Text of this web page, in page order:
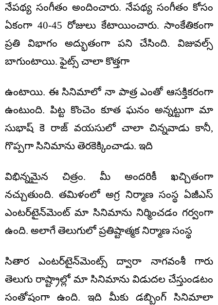
నేపథ్య సంగీతం అందించారు. నేపథ్య సంగీతం కోసం
ఏకంగా 40-45 రోజులు కేటాయించారు. సాంకేతికంగా
ప్రతి విభాగం అద్భుతంగా పని చేసింది. విజువల్స్
బాగుంటాయి. ఫైట్స్ చాలా కొత్తగా
ఉంటాయి. ఈ సినిమాలో నా పాత్ర ఎంతో ఆసక్తికరంగా
ఉంటుంది. పిట్ట కొంచెం కూత ఘనం అన్నట్టుగా మా
సుభాష్ కె రాజ్ వయసులో చాలా చిన్నవాడు కానీ,
గొప్పగా సినిమాను తెరకెక్కించాడు. ఇది
విభిన్నమైన చిత్రం. మీ అందరికీ ఖచ్చితంగా
నచ్చుతుంది. తమిళంలో అగ్ర నిర్మాణ సంస్థ ఏజీఎస్
ఎంటర్‌టైన్‌మెంట్ మా సినిమాను నిర్మించడం గర్వంగా
ఉంది. అలాగే తెలుగులో ప్రతిష్టాత్మక నిర్మాణ సంస్థ
సితార ఎంటర్‌టైన్‌మెంట్స్ ద్వారా నాగవంశీ గారు
తెలుగు రాష్ట్రాల్లో మా సినిమాను విడుదల చేస్తుండటం
సంతోషంగా ఉంది. ఇది మీకు డబ్బింగ్ సినిమాలా